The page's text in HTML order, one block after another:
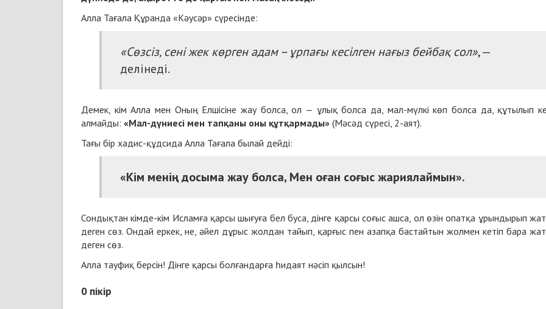
Алла Тағала Құранда «Кәусәр» сүресінде:
«Сөзсіз, сені жек көрген адам – ұрпағы кесілген нағыз бейбақ сол», —
делінеді.
Демек, кім Алла мен Оның Елшісіне жау болса, ол — ұлық болса да, мал-мүлкі көп болса да, құтылып
алмайды: «Мал-дүниесі мен тапқаны оны құтқармады» (Мәсәд сүресі, 2-аят).
Тағы бір хадис-құдсида Алла Тағала былай дейді:
«Кім менің досыма жау болса, Мен оған соғыс жариялаймын».
Сондықтан кімде-кім Исламға қарсы шығуға бел буса, дінге қарсы соғыс ашса, ол өзін опатқа ұрындырып
деген сөз. Ондай еркек, не, әйел дұрыс жолдан тайып, қарғыс пен азапқа бастайтын жолмен кетіп бара
деген сөз.
Алла тауфиқ берсін! Дінге қарсы болғандарға һидаят нәсіп қылсын!
0 пікір